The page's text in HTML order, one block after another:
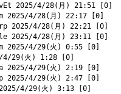
2025/4/28(月) 21:51 [0]
2025/4/28(月) 22:17 [0]
2025/4/28(月) 22:21 [0]
2025/4/28(月) 23:11 [0]
2025/4/29(火) 0:55 [0]
29(火) 1:28 [0]
2025/4/29(火) 2:19 [0]
4/29(火) 2:47 [0]
4/29(火) 3:13 [0]